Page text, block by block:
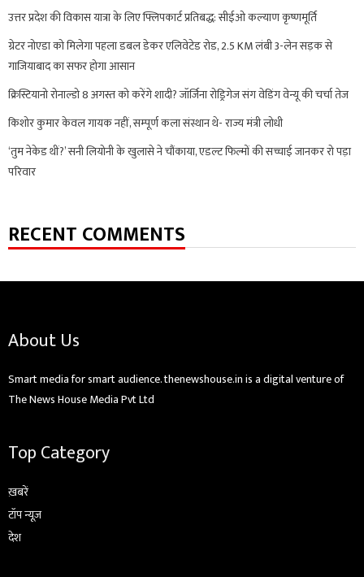
उत्तर प्रदेश की विकास यात्रा के लिए फ्लिपकार्ट प्रतिबद्ध: सीईओ कल्याण कृष्णमूर्ति
ग्रेटर नोएडा को मिलेगा पहला डबल डेकर एलिवेटेड रोड, 2.5 KM लंबी 3-लेन सड़क से
गाजियाबाद का सफर होगा आसान
क्रिस्टियानो रोनाल्डो 8 अगस्त को करेंगे शादी? जॉर्जिना रोड्रिगेज संग वेडिंग वेन्यू की चर्चा तेज
किशोर कुमार केवल गायक नहीं, सम्पूर्ण कला संस्थान थे- राज्य मंत्री लोधी
‘तुम नेकेड थीं?’ सनी लियोनी के खुलासे ने चौंकाया, एडल्ट फिल्मों की सच्चाई जानकर रो पड़ा
परिवार
RECENT COMMENTS
About Us
Smart media for smart audience. thenewshouse.in is a digital venture of
The News House Media Pvt Ltd
Top Category
ख़बरें
टॉप न्यूज़
देश